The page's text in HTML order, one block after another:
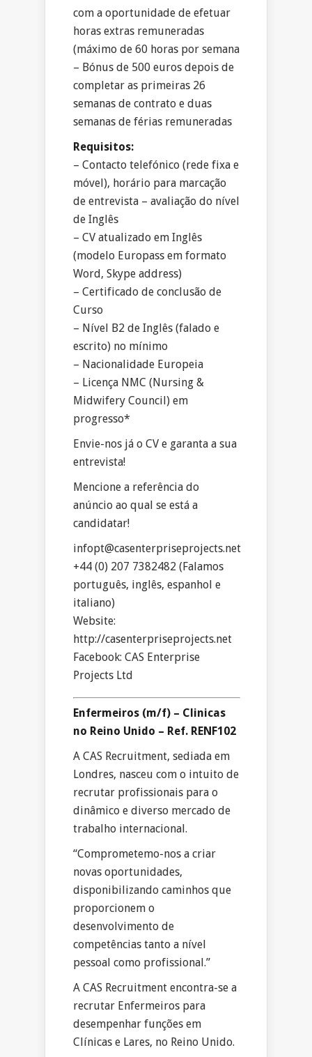
com a oportunidade de efetuar
horas extras remuneradas
(máximo de 60 horas por semana
– Bónus de 500 euros depois de
completar as primeiras 26
semanas de contrato e duas
semanas de férias remuneradas
Requisitos:
– Contacto telefónico (rede fixa e
móvel), horário para marcação
de entrevista – avaliação do nível
de Inglês
– CV atualizado em Inglês
(modelo Europass em formato
Word, Skype address)
– Certificado de conclusão de
Curso
– Nível B2 de Inglês (falado e
escrito) no mínimo
– Nacionalidade Europeia
– Licença NMC (Nursing &
Midwifery Council) em
progresso*
Envie-nos já o CV e garanta a sua
entrevista!
Mencione a referência do
anúncio ao qual se está a
candidatar!
infopt@casenterpriseprojects.net
+44 (0) 207 7382482 (Falamos
português, inglês, espanhol e
italiano)
Website:
http://casenterpriseprojects.net
Facebook: CAS Enterprise
Projects Ltd
Enfermeiros (m/f) – Clinicas
no Reino Unido – Ref. RENF102
A CAS Recruitment, sediada em
Londres, nasceu com o intuito de
recrutar profissionais para o
dinâmico e diverso mercado de
trabalho internacional.
“Comprometemo-nos a criar
novas oportunidades,
disponibilizando caminhos que
proporcionem o
desenvolvimento de
competências tanto a nível
pessoal como profissional.”
A CAS Recruitment encontra-se a
recrutar Enfermeiros para
desempenhar funções em
Clínicas e Lares, no Reino Unido.